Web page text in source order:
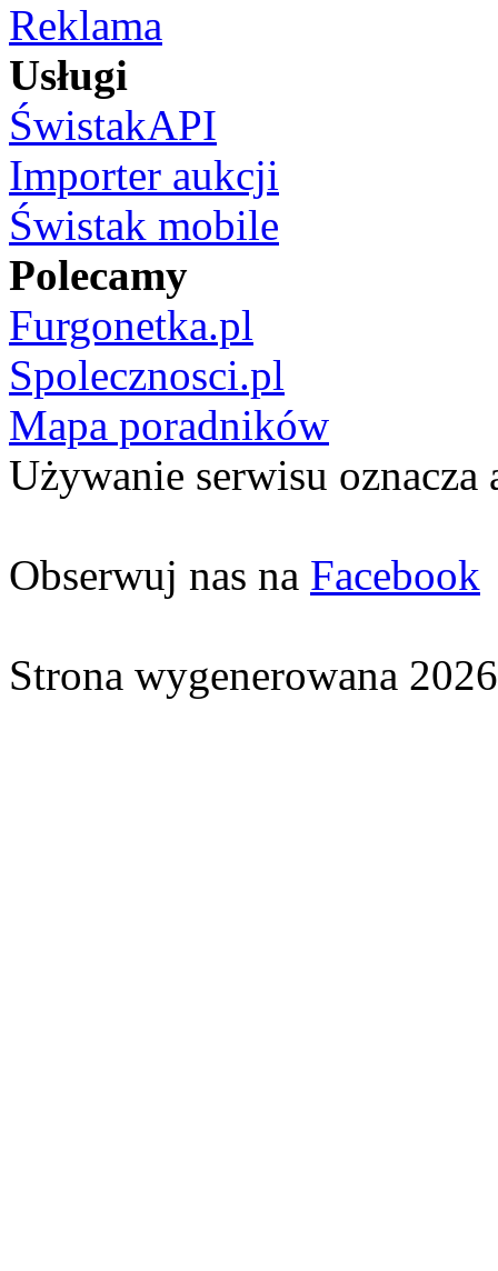
Reklama
Usługi
ŚwistakAPI
Importer aukcji
Świstak mobile
Polecamy
Furgonetka.pl
Spolecznosci.pl
Mapa poradników
Używanie serwisu oznacza
Obserwuj nas na Facebook
Strona wygenerowana